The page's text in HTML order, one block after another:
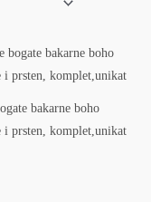
bakarne boho
i prsten, komplet,unikat